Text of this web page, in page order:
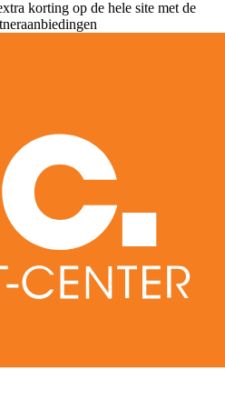
korting op de hele site met de